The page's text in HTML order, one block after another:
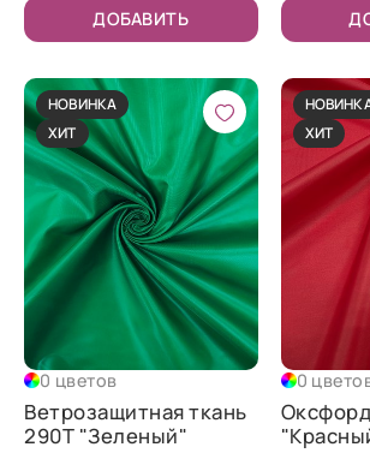
ДОБАВИТЬ
НОВИНКА
ХИТ
0 цветов
Ветрозащитная ткань
290T "Зеленый"
ХИТ
0
Оксфорд